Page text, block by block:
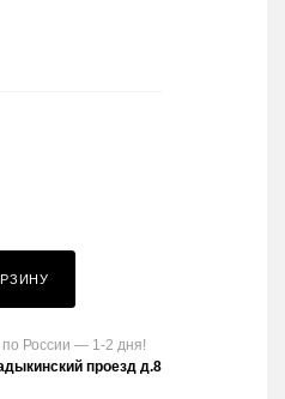
по России — 1-2 дня!
проезд д.8